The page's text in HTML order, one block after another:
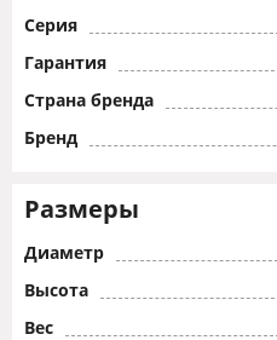
Серия
Гарантия
Страна бренда
Бренд
Размеры
Диаметр
Высота
Вес